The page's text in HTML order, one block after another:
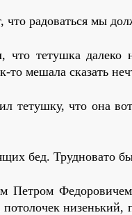
что радоваться мы
что тетушка далеко
мешала сказать
тетушку, что она
бед. Трудновато
Федоровичем
низенький,